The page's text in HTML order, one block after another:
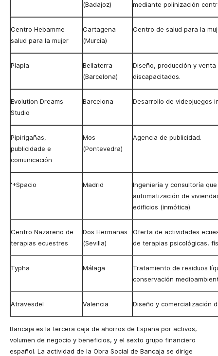
(Badajoz)
mediante polinización
Centro Hebamme
salud para la mujer
Cartagena
(Murcia)
Centro de salud para la
Plapla
Bellaterra
(Barcelona)
Diseño, producción y
discapacitados.
Evolution Dreams
Studio
Barcelona Desarrollo de videojuegos
Pipirigañas,
publicidade e
comunicación
Mos
(Pontevedra)
Agencia de publicidad.
‘+Spacio Madrid
Ingeniería y consultoría
automatización de
edificios (inmótica).
Centro Nazareno de
terapias ecuestres
Dos Hermanas
(Sevilla)
Oferta de actividades
de terapias psicológicas,
Typha Málaga
Tratamiento de residuos
conservación
Atravesdel Valencia Diseño y comercialización
Bancaja es la tercera caja de ahorros de España por activos,
volumen de negocio y beneficios, y el sexto grupo financiero
español. La actividad de la Obra Social de Bancaja se dirige